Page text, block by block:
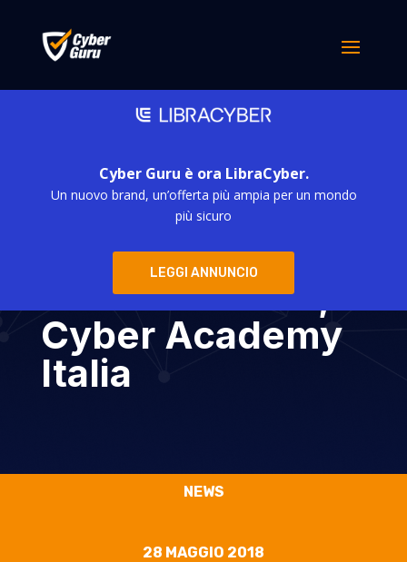
Cyber Guru è ora LibraCyber.
Un nuovo brand, un’offerta più ampia per un mondo
più sicuro
LEGGI ANNUNCIO
Cyber Crime
Conference 2018
– Gianni Baroni,
Cyber Academy
Italia
NEWS
28 MAGGIO 2018